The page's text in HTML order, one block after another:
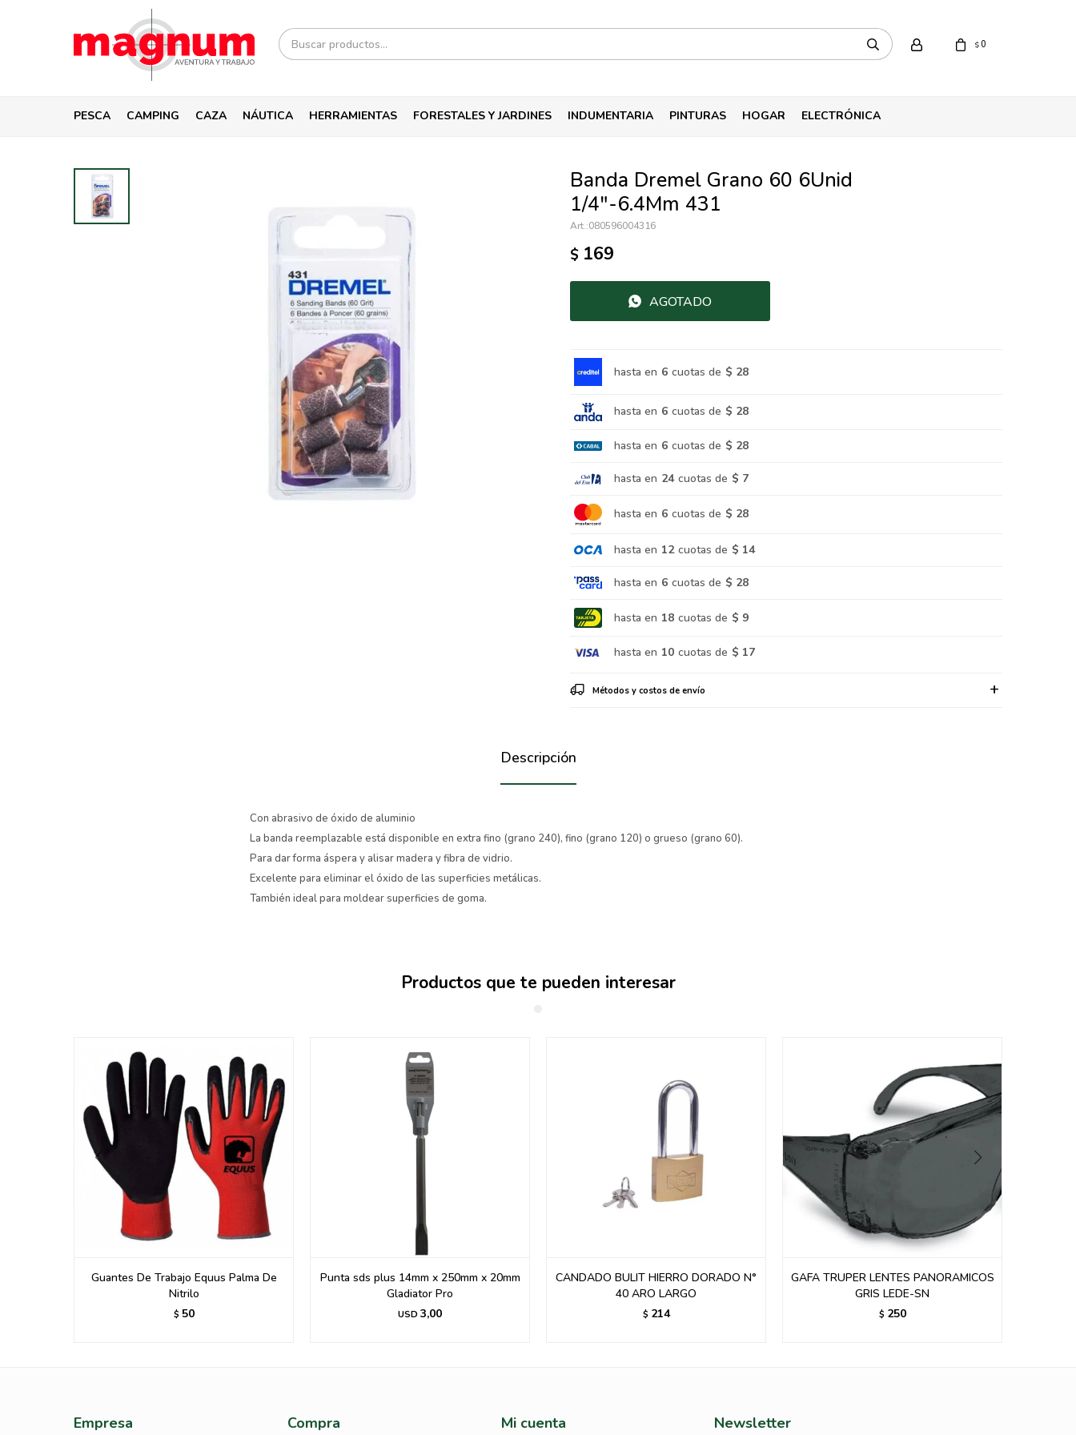
PESCA CAMPING CAZA NÁUTICA HERRAMIENTAS FORESTALES Y JARDINES INDUMENTARIA PINTURAS HOGAR ELECTRÓNICA
$ 0
Banda Dremel Grano 60 6Unid
1/4"-6.4Mm 431
080596004316
$ 169
AGOTADO
hasta en 6 cuotas de $ 28
hasta en 6 cuotas de $ 28
hasta en 6 cuotas de $ 28
hasta en 24 cuotas de $ 7
hasta en 6 cuotas de $ 28
hasta en 12 cuotas de $ 14
hasta en 6 cuotas de $ 28
hasta en 18 cuotas de $ 9
hasta en 10 cuotas de $ 17
Métodos y costos de envío
Descripción
Con abrasivo de óxido de aluminio
La banda reemplazable está disponible en extra fino (grano 240), fino (grano 120) o grueso (grano 60).
Para dar forma áspera y alisar madera y fibra de vidrio.
Excelente para eliminar el óxido de las superficies metálicas.
También ideal para moldear superficies de goma.
Productos que te pueden interesar
Guantes De Trabajo Equus Palma De
Nitrilo
$ 50
Punta sds plus 14mm x 250mm x 20mm
Gladiator Pro
USD 3,00
CANDADO BULIT HIERRO DORADO N°
40 ARO LARGO
$ 214
GAFA TRUPER LENTES PANORAMICOS
GRIS LEDE-SN
$ 250
Empresa Compra Mi cuenta Newsletter